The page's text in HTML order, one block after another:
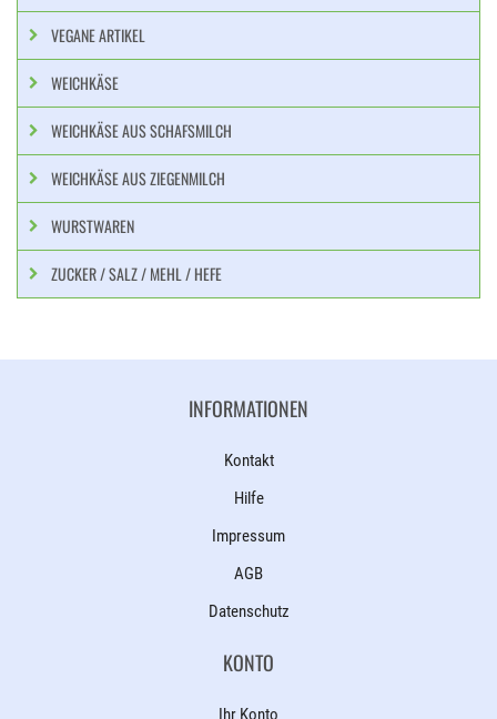
VEGANE ARTIKEL
WEICHKÄSE
WEICHKÄSE AUS SCHAFSMILCH
WEICHKÄSE AUS ZIEGENMILCH
WURSTWAREN
ZUCKER / SALZ / MEHL / HEFE
INFORMATIONEN
Kontakt
Hilfe
Impressum
AGB
Datenschutz
KONTO
Ihr Konto